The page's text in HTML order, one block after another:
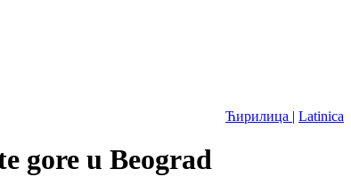
Ћирилица | Latinica
gore u Beograd